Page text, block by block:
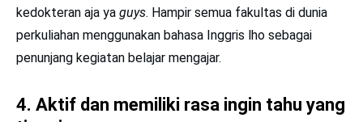
kedokteran aja ya guys. Hampir semua fakultas di dunia
perkuliahan menggunakan bahasa Inggris lho sebagai
penunjang kegiatan belajar mengajar.
4. Aktif dan memiliki rasa ingin tahu yang